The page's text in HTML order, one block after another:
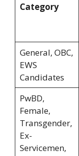
Category
General, OBC,
EWS
Candidates
PwBD,
Female,
Transgender,
Ex-
Servicemen,